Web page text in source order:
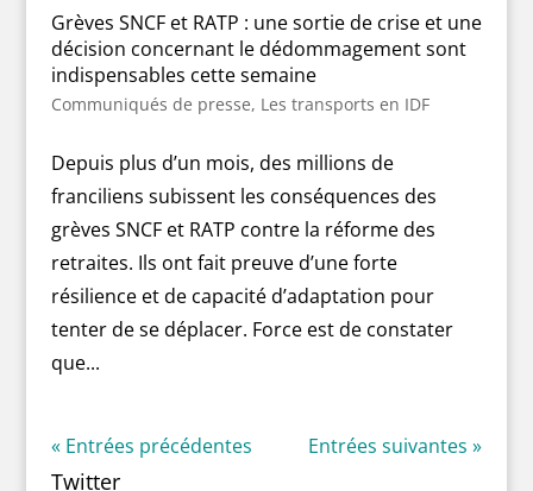
Grèves SNCF et RATP : une sortie de crise et une
décision concernant le dédommagement sont
indispensables cette semaine
Communiqués de presse, Les transports en IDF
Depuis plus d’un mois, des millions de
franciliens subissent les conséquences des
grèves SNCF et RATP contre la réforme des
retraites. Ils ont fait preuve d’une forte
résilience et de capacité d’adaptation pour
tenter de se déplacer. Force est de constater
que...
« Entrées précédentes Entrées suivantes »
Twitter